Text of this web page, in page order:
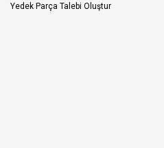
Yedek Parça Talebi Oluştur